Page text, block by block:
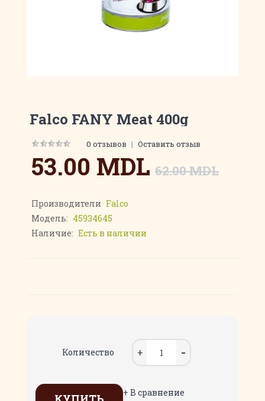
Falco FANY Meat 400g
0 отзывов | Оставить отзыв
53.00 MDL 62.00 MDL
Производители Falco
Модель: 45934645
Наличие: Есть в наличии
Количество
+ В сравнение